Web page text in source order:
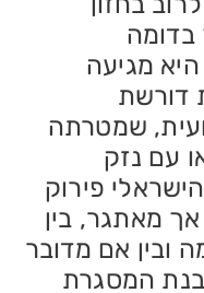
מגיעה
דורשת
שמטרתה
עם נזק
פירוק
מאתגר, בין
ובין אם מדובר
המסגרת